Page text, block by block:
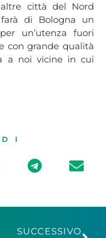
città del Nord
farà di Bologna un
un’utenza fuori
con grande qualità
a noi vicine in cui
SUCCESSIVO